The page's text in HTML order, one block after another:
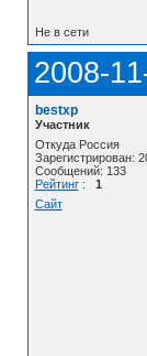
Не в сети
2008-
bestxp
Участник
Откуда Россия
Зарегистрирован:
Сообщений: 133
Рейтинг: 1
Сайт